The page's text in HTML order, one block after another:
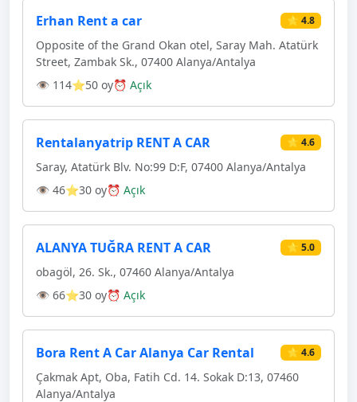
Erhan Rent a car ⭐ 4.8
Opposite of the Grand Okan otel, Saray Mah. Atatürk
Street, Zambak Sk., 07400 Alanya/Antalya
👁 114⭐50 oy⏰ Açık
Rentalanyatrip RENT A CAR ⭐ 4.6
Saray, Atatürk Blv. No:99 D:F, 07400 Alanya/Antalya
👁 46⭐30 oy⏰ Açık
ALANYA TUĞRA RENT A CAR ⭐ 5.0
obagöl, 26. Sk., 07460 Alanya/Antalya
👁 66⭐30 oy⏰ Açık
Bora Rent A Car Alanya Car Rental ⭐ 4.6
Çakmak Apt, Oba, Fatih Cd. 14. Sokak D:13, 07460
Alanya/Antalya